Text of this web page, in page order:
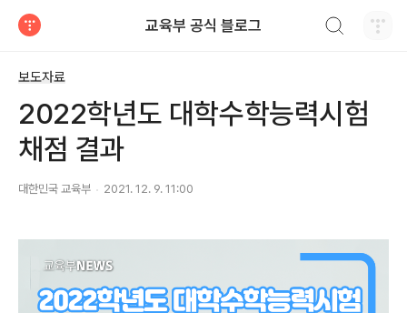
교육부 공식 블로그
보도자료
2022학년도 대학수학능력시험
채점 결과
대한민국 교육부 2021. 12. 9. 11:00